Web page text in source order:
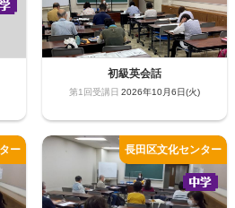
初級英会話
2026年10月6日(火)